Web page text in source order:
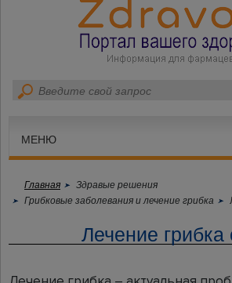
МЕНЮ
Главная
Здравые решения
Грибковые заболевания и лечение грибка
Лечение грибка